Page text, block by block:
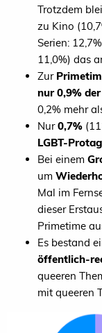
Trotzdem
zu Kino
Serien:
11,0%) das
Zur
nur 0,9%
0,2% mehr
Nur0,7%
LGBT-
Bei einem
um
Mal im
dieser
Primetime
Es bestand
öffentlich-
queeren
mit queeren